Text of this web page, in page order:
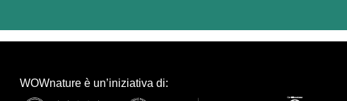
WOWnature è un’iniziativa di: